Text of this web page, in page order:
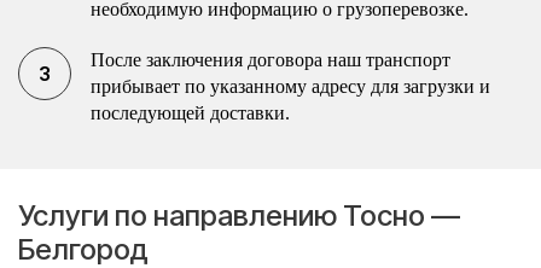
необходимую информацию о грузоперевозке.
После заключения договора наш транспорт
прибывает по указанному адресу для загрузки и
последующей доставки.
Услуги по направлению Тосно —
Белгород